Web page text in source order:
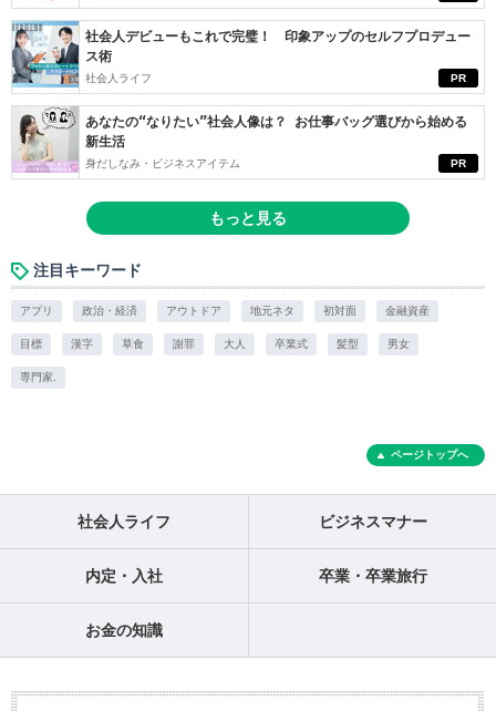
PR
社会人デビューもこれで完璧！ 印象アップのセルフプロデュー
ス術
社会人ライフ
PR
あなたの“なりたい”社会人像は？ お仕事バッグ選びから始める
新生活
身だしなみ・ビジネスアイテム
もっと見る
注目キーワード
アプリ 政治・経済 アウトドア 地元ネタ 初対面 金融資産
目標 漢字 草食 謝罪 大人 卒業式 髪型 男女
専門家.
ページトップへ
社会人ライフ ビジネスマナー
内定・入社 卒業・卒業旅行
お金の知識